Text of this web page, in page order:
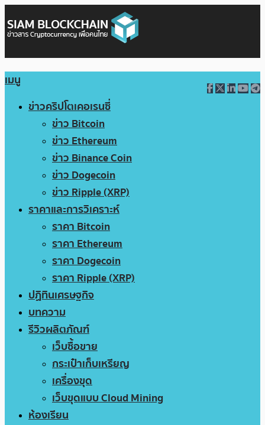
เมนู
ข่าวคริปโตเคอเรนซี่
ข่าว Bitcoin
ข่าว Ethereum
ข่าว Binance Coin
ข่าว Dogecoin
ข่าว Ripple (XRP)
ราคาและการวิเคราะห์
ราคา Bitcoin
ราคา Ethereum
ราคา Dogecoin
ราคา Ripple (XRP)
ปฏิทินเศรษฐกิจ
บทความ
รีวิวผลิตภัณฑ์
เว็บซื้อขาย
กระเป๋าเก็บเหรียญ
เครื่องขุด
เว็บขุดแบบ Cloud Mining
ห้องเรียน